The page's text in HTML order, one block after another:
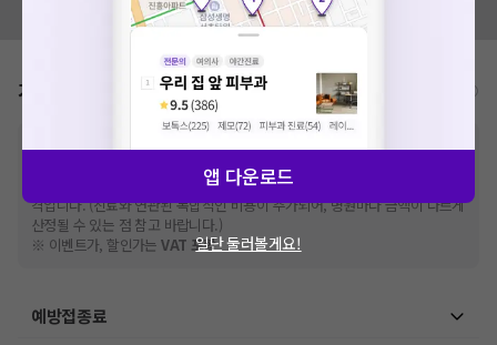
모두닥 팀에 알려주세요!
가격표 비급여/급여 진료란?
※비급여 항목의 경우,추가비용 등으로 실제 가격과 상이할 수 있으니, 정확
한 가격은 해당 의료기관에 직접 문의해주세요.
건강보험심사평가원에 고지되어 있는 급여 진료 기준 가
격입니다. (진료와 연관된 복합적인 비용이 추가되어, 병원마다 금액이 다르게
산정될 수 있는 점 참고 바랍니다.)
※ 이벤트가, 할인가는VAT 포함
예방접종료
앱 다운로드
일단 둘러볼게요!